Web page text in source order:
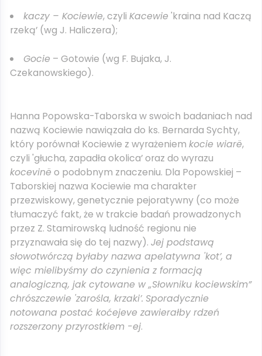
kaczy – Kociewie, czyli Kacewie 'kraina nad Kaczą
rzeką’ (wg J. Haliczera);
Gocie – Gotowie (wg F. Bujaka, J.
Czekanowskiego).
Hanna Popowska-Taborska w swoich badaniach nad
nazwą Kociewie nawiązała do ks. Bernarda Sychty,
który porównał Kociewie z wyrażeniem kocie wiarë,
czyli 'głucha, zapadła okolica’ oraz do wyrazu
kocevinë o podobnym znaczeniu. Dla Popowskiej –
Taborskiej nazwa Kociewie ma charakter
przezwiskowy, genetycznie pejoratywny (co może
tłumaczyć fakt, że w trakcie badań prowadzonych
przez Z. Stamirowską ludność regionu nie
przyznawała się do tej nazwy). Jej podstawą
słowotwórczą byłaby nazwa apelatywna 'kot’, a
więc mielibyśmy do czynienia z formacją
analogiczną, jak cytowane w „Słowniku kociewskim”
chrószczewie 'zarośla, krzaki’. Sporadycznie
notowana postać koćejeve zawierałby rdzeń
rozszerzony przyrostkiem -ej.